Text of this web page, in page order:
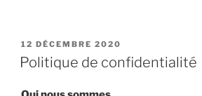
PUBLIÉ
LE
12 DÉCEMBRE 2020
Politique de confidentialité